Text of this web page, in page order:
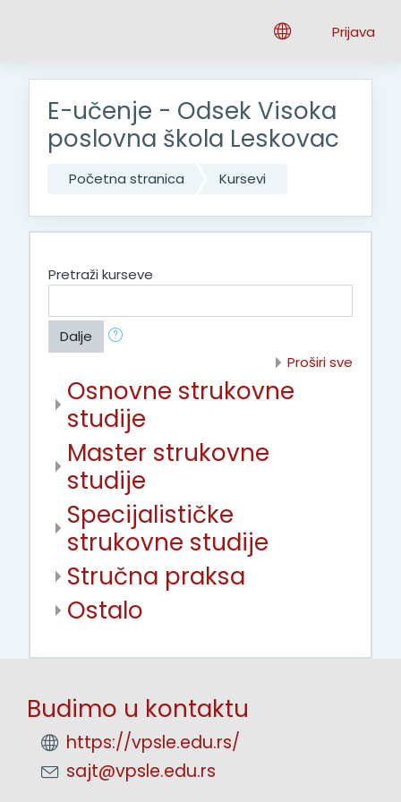
Prijava
E-učenje - Odsek Visoka
poslovna škola Leskovac
Početna stranica Kursevi
Pretraži kurseve
Dalje
Proširi sve
Osnovne strukovne
studije
Master strukovne
studije
Specijalističke
strukovne studije
Stručna praksa
Ostalo
Budimo u kontaktu
https://vpsle.edu.rs/
sajt@vpsle.edu.rs